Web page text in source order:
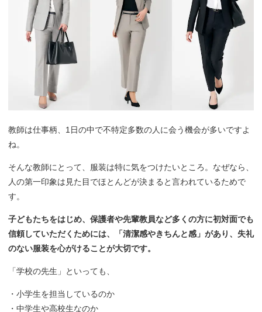
教師は仕事柄、1日の中で不特定多数の人に会う機会が多いですよ
ね。
そんな教師にとって、服装は特に気をつけたいところ。なぜなら、
人の第一印象は見た目でほとんどが決まると言われているためで
す。
子どもたちをはじめ、保護者や先輩教員など多くの方に初対面でも
信頼していただくためには、「清潔感やきちんと感」があり、失礼
のない服装を心がけることが大切です。
「学校の先生」といっても、
・小学生を担当しているのか
・中学生や高校生なのか